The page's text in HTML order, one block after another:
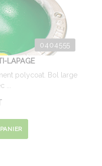
0404555
LAPAGE
polycoat. Bol large
...